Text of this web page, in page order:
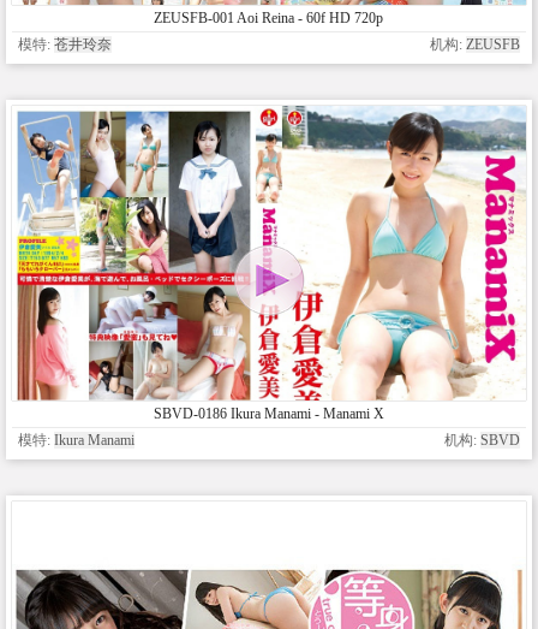
ZEUSFB-001 Aoi Reina - 60f HD 720p
模特: 苍井玲奈 机构: ZEUSFB
SBVD-0186 Ikura Manami - Manami X
模特: Ikura Manami 机构: SBVD